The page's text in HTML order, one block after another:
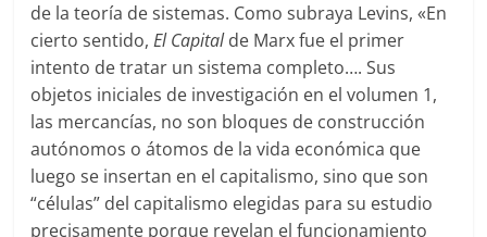
de la teoría de sistemas. Como subraya Levins, «En
cierto sentido,El Capitalde Marx fue el primer
intento de tratar un sistema completo…. Sus
objetos iniciales de investigación en el volumen 1,
las mercancías, no son bloques de construcción
autónomos o átomos de la vida económica que
luego se insertan en el capitalismo, sino que son
“células” del capitalismo elegidas para su estudio
precisamente porque revelan el funcionamiento